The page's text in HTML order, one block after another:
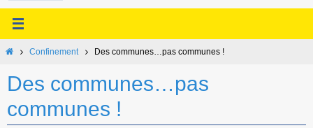
HomeConfinement Des communes…pas communes !
Des communes…pas
communes !